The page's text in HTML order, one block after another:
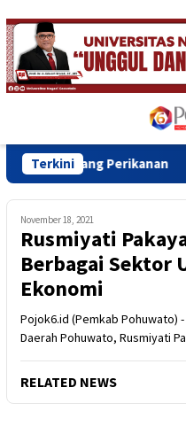
Skip
to
content
Menu
Terkini
Perikanan NTP
November 18, 2021
Rusmiyati
Berbagai Sektor
Ekonomi
Pojok6.id (Pemkab
Daerah Pohuwato, Rusmiyati
RELATED NEWS